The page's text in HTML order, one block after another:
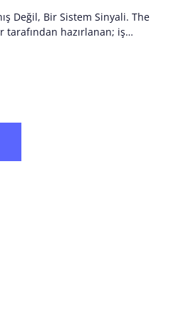
Değil, Bir Sistem Sinyali. The
tarafından hazırlanan; iş